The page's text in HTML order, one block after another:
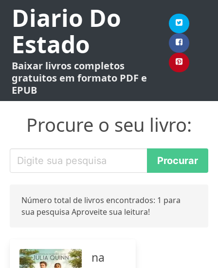
Diario Do
Estado
Baixar livros completos
gratuitos em formato PDF e
EPUB
Procure o seu livro:
Número total de livros encontrados: 1 para
sua pesquisa Aproveite sua leitura!
na